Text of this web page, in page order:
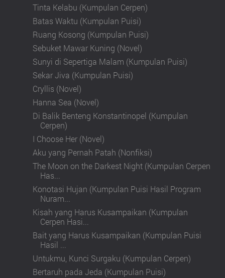
Tinta Kelabu (Kumpulan Cerpen)
Batas Waktu (Kumpulan Puisi)
Ruang Kosong (Kumpulan Puisi)
Sebuket Mawar Kuning (Novel)
Sunyi di Sepertiga Malam (Kumpulan Puisi)
Sekar Jiva (Kumpulan Puisi)
Cryllis (Novel)
Hanna Sea (Novel)
Di Balik Benteng Konstantinopel (Kumpulan
Cerpen)
I Choose Her (Novel)
Aku yang Pernah Patah (Nonfiksi)
The Moon on the Darkest Night (Kumpulan Cerpen
Has...
Konotasi Hujan (Kumpulan Puisi Hasil Program
Nuram...
Kisah yang Harus Kusampaikan (Kumpulan
Cerpen Hasi...
Bait yang Harus Kusampaikan (Kumpulan Puisi
Hasil ...
Untukmu, Kunci Surgaku (Kumpulan Cerpen)
Bertaruh pada Jeda (Kumpulan Puisi)